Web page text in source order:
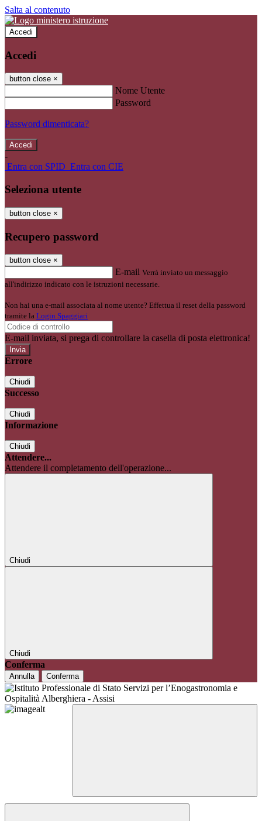
Salta al contenuto
Accedi
Accedi
button close ×
Nome Utente
Password
Password dimenticata?
-
Entra con SPID Entra con CIE
Seleziona utente
button close ×
Recupero password
button close ×
E-mail Verrà inviato un messaggio
all'indirizzo indicato con le istruzioni necessarie.
Non hai una e-mail associata al nome utente? Effettua il reset della password
tramite la Login Spaggiari
E-mail inviata, si prega di controllare la casella di posta elettronica!
Errore
Chiudi
Successo
Chiudi
Informazione
Chiudi
Attendere...
Attendere il completamento dell'operazione...
Chiudi
Chiudi
Conferma
Annulla Conferma